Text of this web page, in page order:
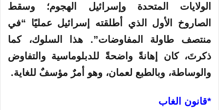
الولايات المتحدة وإسرائيل الهجوم؛ وسقط
الصاروخ الأول الذي أطلقته إسرائيل عمليًا “في
منتصف طاولة المفاوضات”. هذا السلوك، كما
ذكرتَ، كان إهانةً واضحةً للدبلوماسية والتفاوض
والوساطة، وبالطبع لعمان، وهو أمرٌ مؤسفٌ للغاية.
*قانون الغاب